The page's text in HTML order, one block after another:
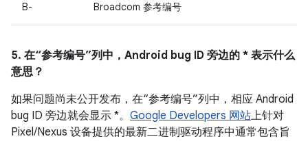
B- Broadcom 参考编号
5. 在“参考编号”列中，Android bug ID 旁边的 * 表示什么
意思？
如果问题尚未公开发布，在“参考编号”列中，相应 Android
bug ID 旁边就会显示 *。 Google Developers 网站上针对
Pixel/Nexus 设备提供的最新二进制驱动程序中通常包含旨